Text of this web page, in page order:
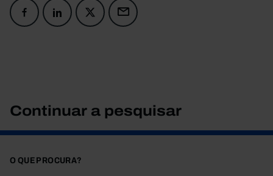
Continuar a pesquisar
O QUE PROCURA?